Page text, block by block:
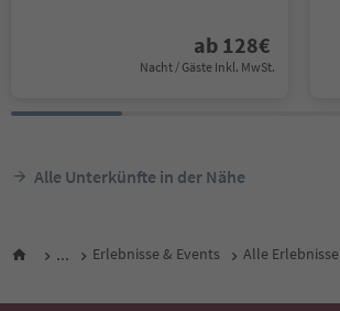
ab 128€
Nacht / Gäste Inkl. MwSt.
Alle Unterkünfte in der Nähe
... Erlebnisse & Events Alle Erlebnisse